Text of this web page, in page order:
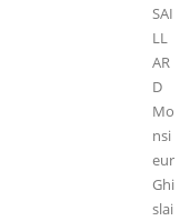
SAI
LL
AR
D
Mo
nsi
eur
Ghi
slai